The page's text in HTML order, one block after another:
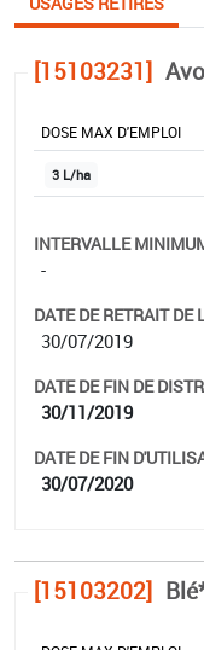
[15103231]
DOSE MAX D'EMPLOI
3 L/ha
INTERVALLE
-
DATE DE RETRAIT DE
30/07/2019
DATE DE FIN DE
30/11/2019
DATE DE FIN
30/07/2020
[15103202]